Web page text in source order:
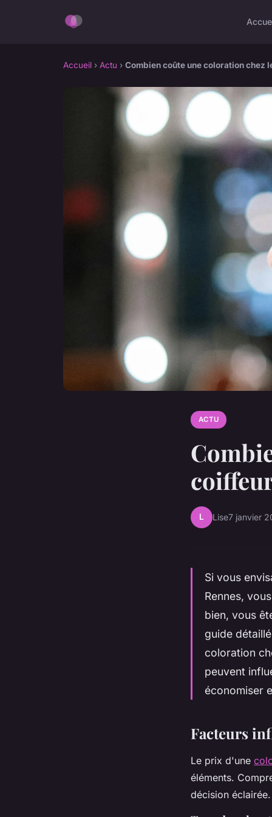
Accueil › Actu › Combien coûte une coloration chez
ACTU
L Lise7 janvier
Si vous
Rennes,
bien, vous
guide
coloration
peuvent
économiser
Facteurs
Le prix d'une
éléments.
décision éclairée.